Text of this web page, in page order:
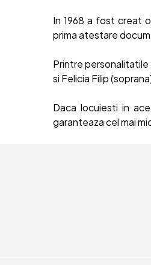
In 1968 a fost creat
prima atestare
Printre personalitatile
si Felicia Filip
Daca locuiesti in
garanteaza cel mai